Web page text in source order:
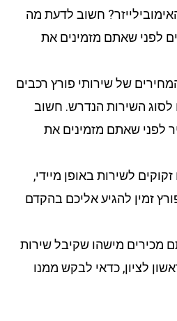
חשוב לדעת מה
שאתם מזמינים את
של שירותי פורץ רכבים
השירות הנדרש. חשוב
שאתם מזמינים את
לשירות באופן מיידי,
להגיע אליכם בהקדם
מישהו שקיבל שירות
כדאי לבקש ממנו